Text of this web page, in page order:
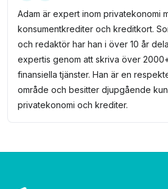
Adam är expert inom privatekonomi
konsumentkrediter och kreditkort.
och redaktör har han i över 10 år
expertis genom att skriva över
finansiella tjänster. Han är en
område och besitter djupgående
privatekonomi och krediter.